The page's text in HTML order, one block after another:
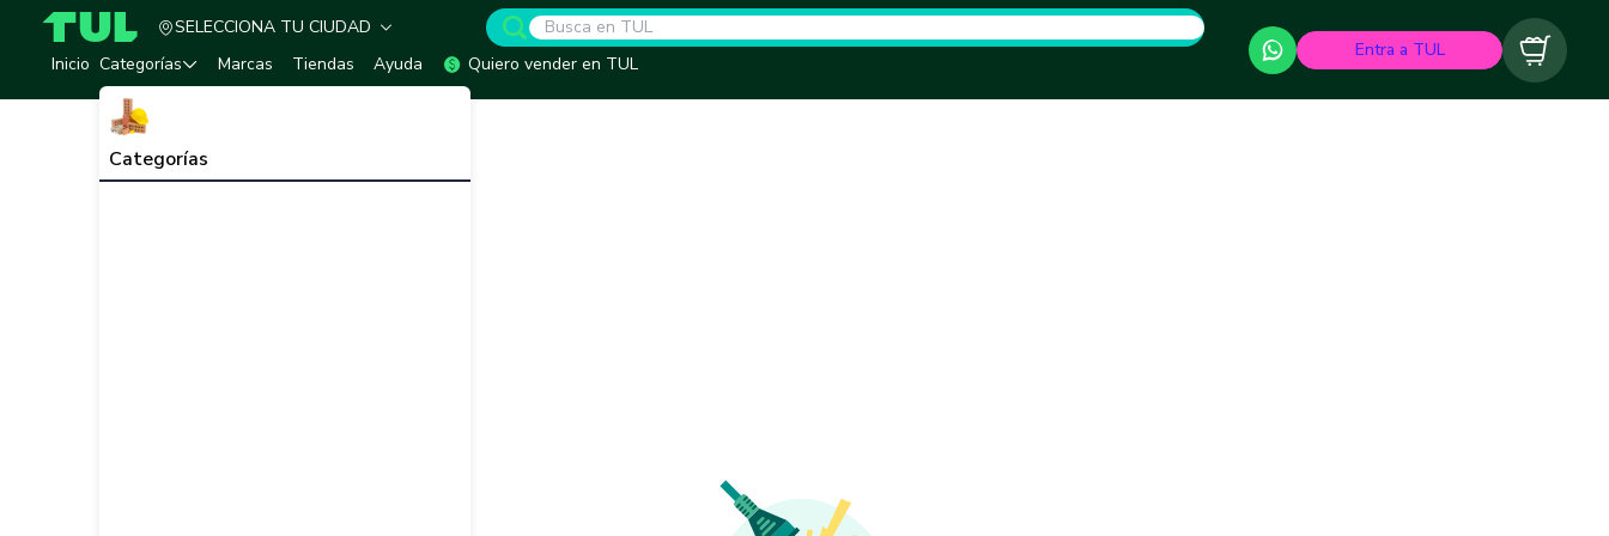
TUL - Tu Marketplace de Construcción
SELECCIONA TU CIUDAD
Inicio Categorías
Categorías
Marcas Tiendas Ayuda Quiero vender en TUL
Entra a TUL Carrito